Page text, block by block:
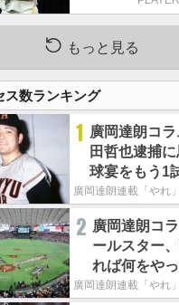
もっと見る
ス数ランキング
1 廣岡達朗コ
田哲也逮捕に
球宴をもう1
でOB救済を」
廣岡達朗連載「やれ
2 廣岡達朗コ
ールスター
れば何をや
いという発
廣岡達朗連載「やれ